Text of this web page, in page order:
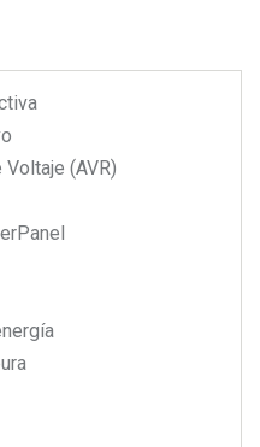
(AVR)